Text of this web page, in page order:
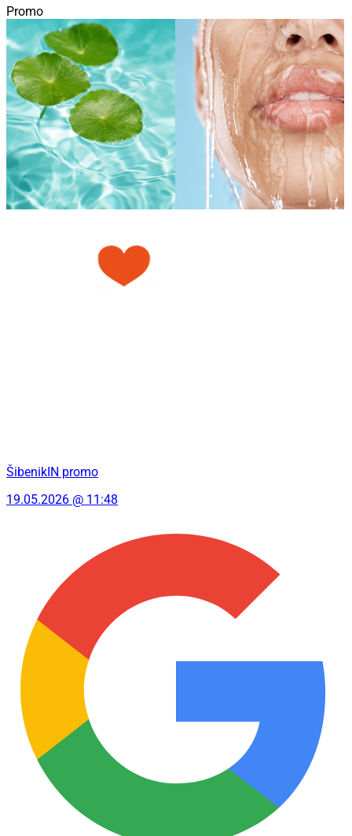
Promo
ŠibenikIN promo
19.05.2026 @ 11:48